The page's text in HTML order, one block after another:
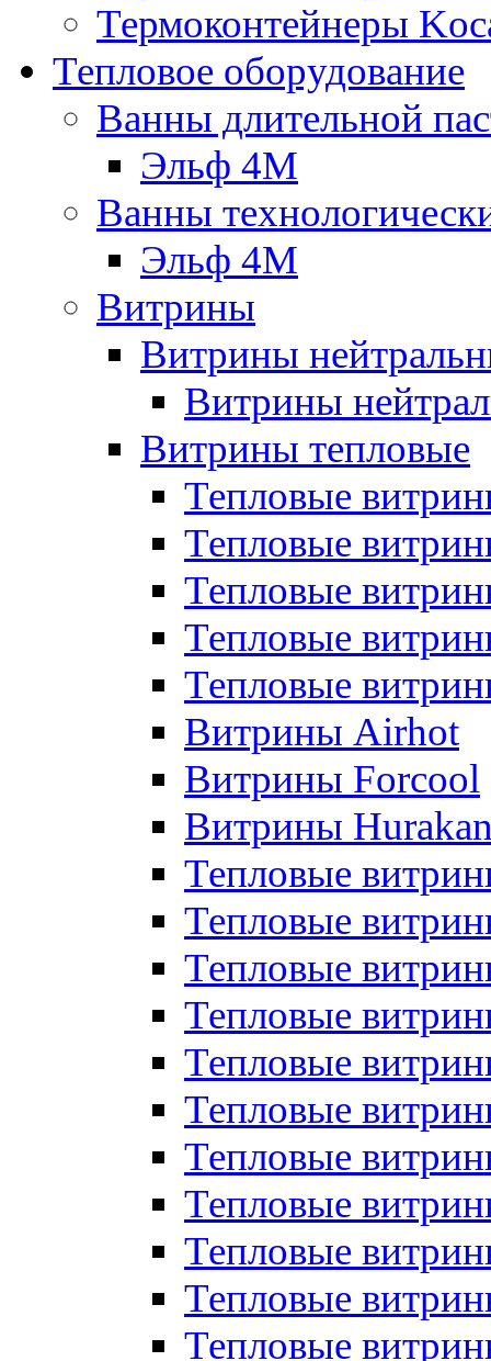
Термоконтейнеры
Тепловое оборудование
Ванны длительной
Эльф 4М
Ванны
Эльф 4М
Витрины
Витрины
Витрины
Витрины тепловые
Тепловые
Тепловые
Тепловые
Тепловые
Тепловые
Витрины Airhot
Витрины Forcool
Витрины
Тепловые
Тепловые
Тепловые
Тепловые
Тепловые
Тепловые
Тепловые
Тепловые
Тепловые
Тепловые
Тепловые